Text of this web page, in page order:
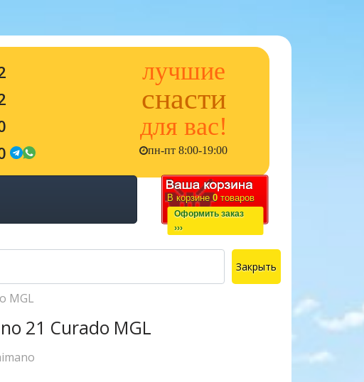
лучшие
снасти
для вас!
пн-пт 8:00-19:00
В корзине 0 товаров
Оформить заказ
›››
Закрыть
MGL
21 Curado MGL